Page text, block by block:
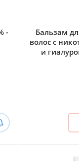
-
Бальзам
волос с
и